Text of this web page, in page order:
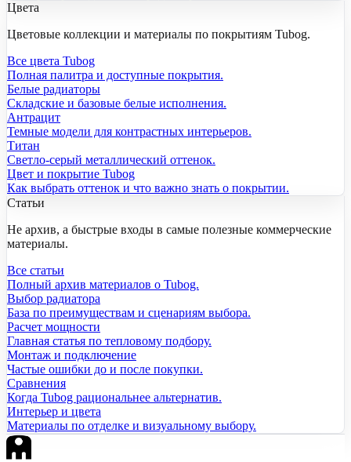
Цвета
Цветовые коллекции и материалы по покрытиям Tubog.
Все цвета Tubog
Полная палитра и доступные покрытия.
Белые радиаторы
Складские и базовые белые исполнения.
Антрацит
Темные модели для контрастных интерьеров.
Титан
Светло-серый металлический оттенок.
Цвет и покрытие Tubog
Как выбрать оттенок и что важно знать о покрытии.
Статьи
Не архив, а быстрые входы в самые полезные коммерческие
материалы.
Все статьи
Полный архив материалов о Tubog.
Выбор радиатора
База по преимуществам и сценариям выбора.
Расчет мощности
Главная статья по тепловому подбору.
Монтаж и подключение
Частые ошибки до и после покупки.
Сравнения
Когда Tubog рациональнее альтернатив.
Интерьер и цвета
Материалы по отделке и визуальному выбору.